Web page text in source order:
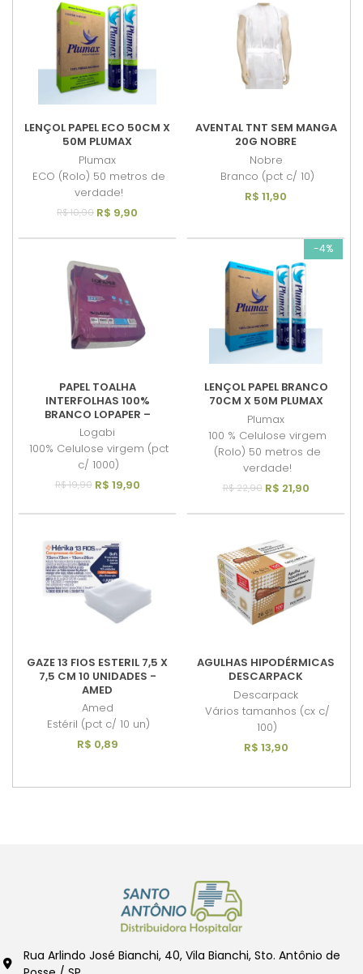
LENÇOL PAPEL ECO 50CM X
50M PLUMAX
Plumax
ECO (Rolo) 50 metros de
verdade!
R$ 10,90 R$ 9,90
AVENTAL TNT SEM MANGA
20G NOBRE
Nobre
Branco (pct c/ 10)
R$ 11,90
PAPEL TOALHA
INTERFOLHAS 100%
BRANCO LOPAPER –
20,5CM X 20CM (PACOTE
COM 1000 FOLHAS)
Logabi
100% Celulose virgem (pct
c/ 1000)
R$ 19,90 R$ 19,90
-4%
LENÇOL PAPEL BRANCO
70CM X 50M PLUMAX
Plumax
100 % Celulose virgem
(Rolo) 50 metros de
verdade!
R$ 22,90 R$ 21,90
GAZE 13 FIOS ESTERIL 7,5 X
7,5 CM 10 UNIDADES -
AMED
Amed
Estéril (pct c/ 10 un)
R$ 0,89
AGULHAS HIPODÉRMICAS
DESCARPACK
Descarpack
Vários tamanhos (cx c/
100)
R$ 13,90
Rua Arlindo José Bianchi, 40, Vila Bianchi, Sto. Antônio de